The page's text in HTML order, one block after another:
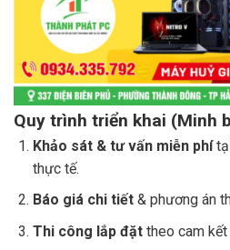
Quy trình triển khai (Minh
Khảo sát & tư vấn miễn phí
thực tế.
Báo giá chi tiết& phương án
Thi công lắp đặttheo cam kết